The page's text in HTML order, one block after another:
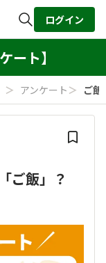
検索
ログイン
ート】
＞ アンケート ＞ ご
ご飯」？